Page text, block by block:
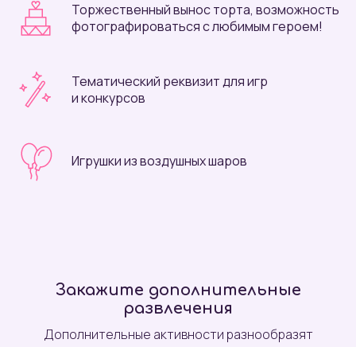
Торжественный вынос торта, возможность
фотографироваться с любимым героем!
Тематический реквизит для игр
и конкурсов
Игрушки из воздушных шаров
Закажите дополнительные
развлечения
Дополнительные активности разнообразят